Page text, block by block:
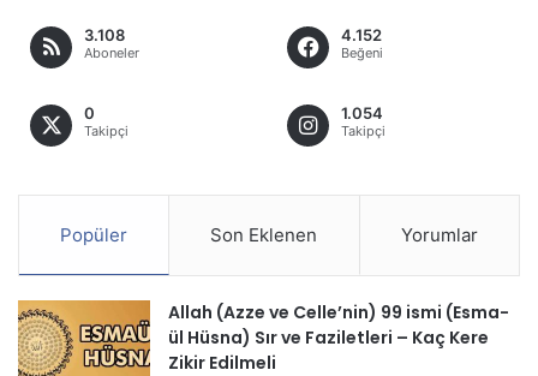
3.108
Aboneler
4.152
Beğeni
0
Takipçi
1.054
Takipçi
Popüler Son Eklenen Yorumlar
Allah (Azze ve Celle’nin) 99 ismi (Esma-
ül Hüsna) Sır ve Faziletleri – Kaç Kere
Zikir Edilmeli